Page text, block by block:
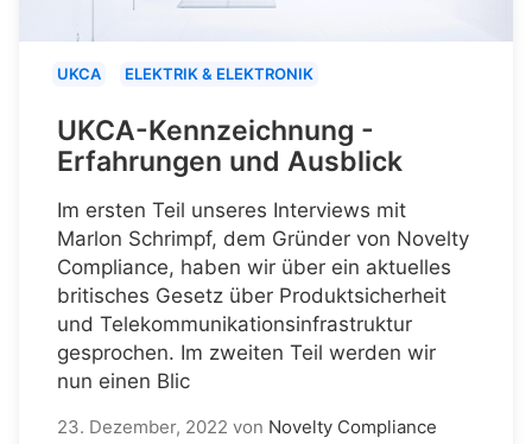
UKCA ELEKTRIK & ELEKTRONIK
UKCA-Kennzeichnung -
Erfahrungen und Ausblick
Im ersten Teil unseres Interviews mit
Marlon Schrimpf, dem Gründer von Novelty
Compliance, haben wir über ein aktuelles
britisches Gesetz über Produktsicherheit
und Telekommunikationsinfrastruktur
gesprochen. Im zweiten Teil werden wir
nun einen Blic
23. Dezember, 2022 von Novelty Compliance